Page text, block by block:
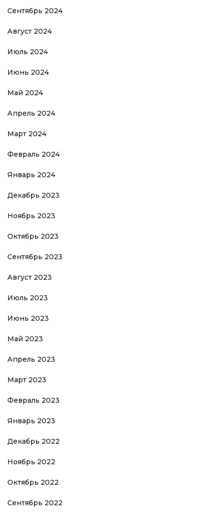
Сентябрь 2024
Август 2024
Июль 2024
Июнь 2024
Май 2024
Апрель 2024
Март 2024
Февраль 2024
Январь 2024
Декабрь 2023
Ноябрь 2023
Октябрь 2023
Сентябрь 2023
Август 2023
Июль 2023
Июнь 2023
Май 2023
Апрель 2023
Март 2023
Февраль 2023
Январь 2023
Декабрь 2022
Ноябрь 2022
Октябрь 2022
Сентябрь 2022